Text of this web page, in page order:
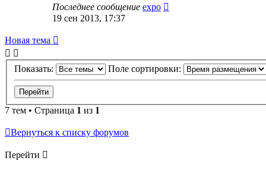
Последнее сообщение expo
19 сен 2013, 17:37
Новая тема
Показать: Поле сортировки:
7 тем • Страница 1 из 1
Вернуться к списку форумов
Перейти